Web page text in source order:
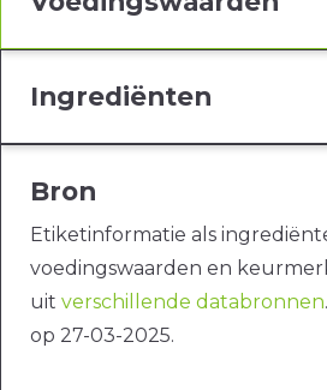
Ingrediënten
Bron
Etiketinformatie als
voedingswaarden en
uit verschillende databronnen
op 27-03-2025.